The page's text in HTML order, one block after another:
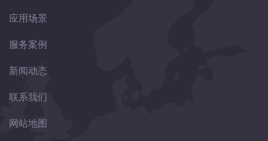
应用场景
服务案例
新闻动态
联系我们
网站地图